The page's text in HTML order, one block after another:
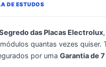
DE ESTUDOS
das Placas Electrolux
quantas vezes quiser.
por uma Garantia de